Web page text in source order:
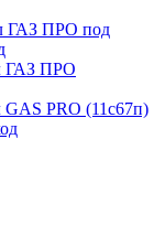
ГАЗ ПРО под
ГАЗ ПРО
PRO (11с67п)